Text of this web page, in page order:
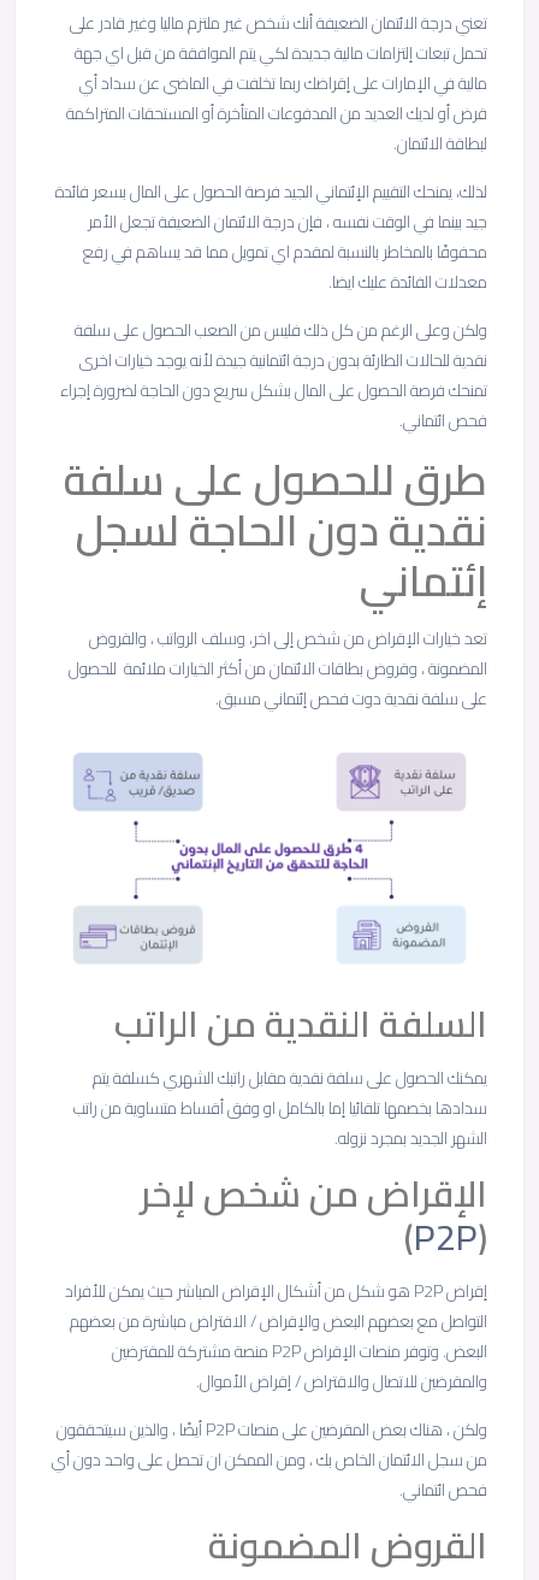
تعني درجة الائتمان الضعيفة أنك شخص غير ملتزم ماليا وغير قادر على
تحمل تبعات إلتزامات مالية جديدة لكي يتم الموافقة من قبل اي جهة
مالية في الإمارات على إقراضك ربما تخلفت في الماضي عن سداد أي
قرض أو لديك العديد من المدفوعات المتأخرة أو المستحقات المتراكمة
لبطاقة الائتمان.
لذلك، يمنحك التقييم الإئتماني الجيد فرصة الحصول على المال بسعر فائدة
جيد بينما في الوقت نفسه ، فإن درجة الائتمان الضعيفة تجعل الأمر
محفوفًا بالمخاطر بالنسبة لمقدم اي تمويل مما قد يساهم في رفع
معدلات الفائدة عليك ايضا.
ولكن وعلى الرغم من كل ذلك فليس من الصعب الحصول على سلفة
نقدية للحالات الطارئة بدون درجة ائتمانية جيدة لأنه يوجد خيارات اخرى
تمنحك فرصة الحصول على المال بشكل سريع دون الحاجة لضرورة إجراء
فحص ائتماني.
طرق للحصول على سلفة
نقدية دون الحاجة لسجل
إئتماني
تعد خيارات الإقراض من شخص إلى اخر، وسلف الرواتب ، والقروض
المضمونة ، وقروض بطاقات الائتمان من أكثر الخيارات ملائمة للحصول
على سلفة نقدية دوت فحص إئتماني مسبق.
السلفة النقدية من الراتب
يمكنك الحصول على سلفة نقدية مقابل راتبك الشهري كسلفة يتم
سدادها بخصمها تلقائيا إما بالكامل او وفق أقساط متساوية من راتب
الشهر الجديد بمجرد نزوله.
الإقراض من شخص لإخر
(
P2P
)
إقراض P2P هو شكل من أشكال الإقراض المباشر حيث يمكن للأفراد
التواصل مع بعضهم البعض والإقراض / الاقتراض مباشرة من بعضهم
البعض. وتوفر منصات الإقراض P2P منصة مشتركة للمقترضين
والمقرضين للاتصال والاقتراض / إقراض الأموال.
ولكن ، هناك بعض المقرضين على منصات P2P أيضًا ، والذين سيتحققون
من سجل الائتمان الخاص بك ، ومن الممكن ان تحصل على واحد دون أي
فحص ائتماني.
القروض المضمونة